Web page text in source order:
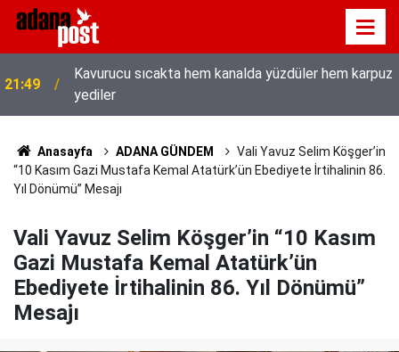
21:31
İletişim Başkanı Duran’ın “Dijital Egemenlik
Ekseninde 2. İletişim Şûrası ve Türkiye’nin Yeni
İletişim Vizyonu” başlıklı makales
Anasayfa ADANA GÜNDEM
Vali Yavuz Selim Köşger’in
“10 Kasım Gazi Mustafa Kemal Atatürk’ün Ebediyete İrtihalinin 86.
Yıl Dönümü” Mesajı
Vali Yavuz Selim Köşger’in “10 Kasım
Gazi Mustafa Kemal Atatürk’ün
Ebediyete İrtihalinin 86. Yıl Dönümü”
Mesajı